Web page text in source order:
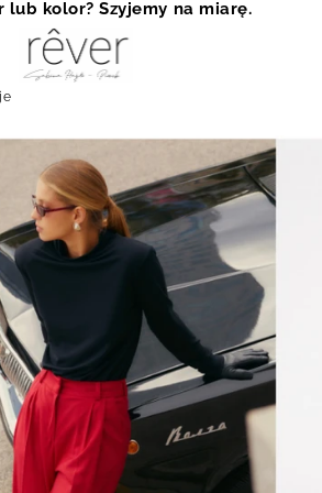
lub kolor? Szyjemy na miarę.